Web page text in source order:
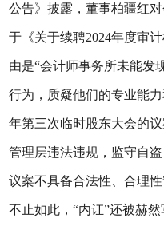
公告》披露，董事柏疆红
于《关于续聘2024年度审
由是“会计师事务所未能发
行为，质疑他们的专业能
年第三次临时股东大会的
管理层违法违规，监守自
议案不具备合法性、合理性
不止如此，“内讧”还被赫